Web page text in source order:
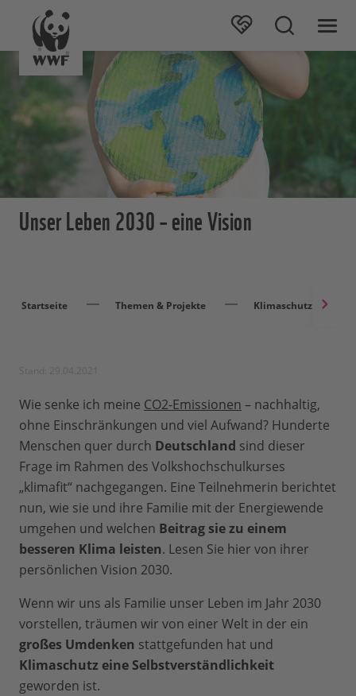
Unser Leben 2030 – eine Vision
Startseite Themen & Projekte Klimaschutz
Wie senke ich meine CO2-Emissionen – nachhaltig,
ohne Einschränkungen und viel Aufwand? Hunderte
Menschen quer durch Deutschland sind dieser
Frage im Rahmen des Volkshochschulkurses
„klimafit“ nachgegangen. Eine Teilnehmerin berichtet
nun, wie sie und ihre Familie mit der Energiewende
umgehen und welchen Beitrag sie zu einem
besseren Klima leisten. Lesen Sie hier von ihrer
persönlichen Vision 2030.
Wenn wir uns als Familie unser Leben im Jahr 2030
vorstellen, träumen wir von einer Welt in der ein
großes Umdenken stattgefunden hat und
Klimaschutz eine Selbstverständlichkeit
geworden ist.